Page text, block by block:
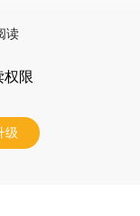
读
权限
级